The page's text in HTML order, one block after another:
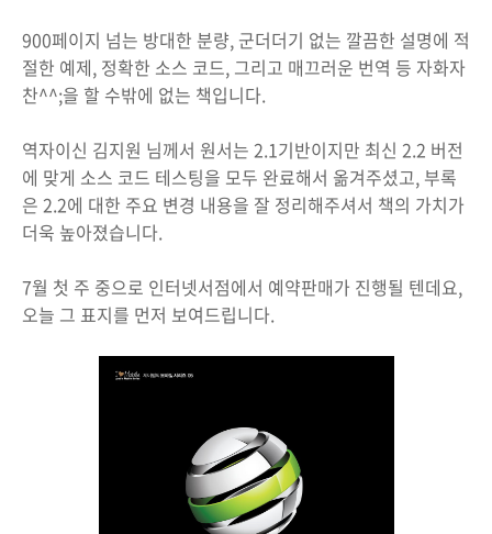
900페이지 넘는 방대한 분량, 군더더기 없는 깔끔한 설명에 적
절한 예제, 정확한 소스 코드, 그리고 매끄러운 번역 등 자화자
찬^^;을 할 수밖에 없는 책입니다.
역자이신 김지원 님께서 원서는 2.1기반이지만 최신 2.2 버전
에 맞게 소스 코드 테스팅을 모두 완료해서 옮겨주셨고, 부록
은 2.2에 대한 주요 변경 내용을 잘 정리해주셔서 책의 가치가
더욱 높아졌습니다.
7월 첫 주 중으로 인터넷서점에서 예약판매가 진행될 텐데요,
오늘 그 표지를 먼저 보여드립니다.